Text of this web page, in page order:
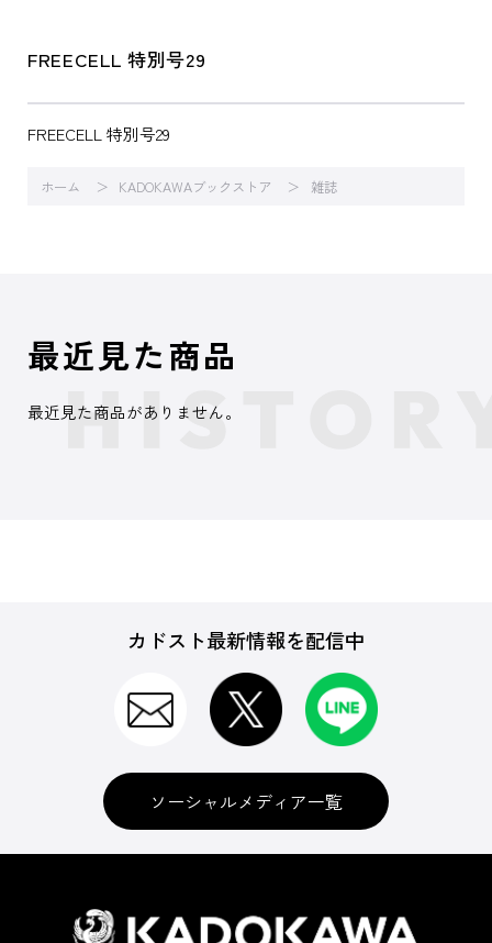
FREECELL 特別号29
FREECELL 特別号29
ホーム KADOKAWAブックストア 雑誌
最近見た商品
最近見た商品がありません。
カドスト最新情報を配信中
ソーシャルメディア一覧